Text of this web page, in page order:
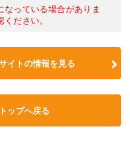
っている場合がありま
ださい。
イトの情報を見る
ップへ戻る